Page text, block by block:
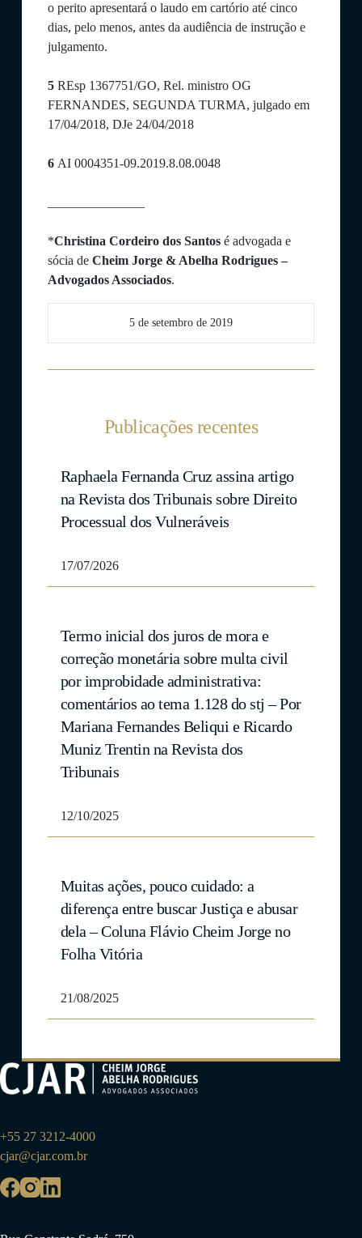
o perito apresentará o laudo em cartório até cinco
dias, pelo menos, antes da audiência de instrução e
julgamento.
5REsp 1367751/GO, Rel. ministro OG
FERNANDES, SEGUNDA TURMA, julgado em
17/04/2018, DJe 24/04/2018
6AI 0004351-09.2019.8.08.0048
*Christina Cordeiro dos Santosé advogada e
sócia de Cheim Jorge & Abelha Rodrigues –
Advogados Associados.
5 de setembro de 2019
Publicações recentes
Raphaela Fernanda Cruz assina artigo
na Revista dos Tribunais sobre Direito
Processual dos Vulneráveis
17/07/2026
Termo inicial dos juros de mora e
correção monetária sobre multa civil
por improbidade administrativa:
comentários ao tema 1.128 do stj – Por
Mariana Fernandes Beliqui e Ricardo
Muniz Trentin na Revista dos
Tribunais
12/10/2025
Muitas ações, pouco cuidado: a
diferença entre buscar Justiça e abusar
dela – Coluna Flávio Cheim Jorge no
Folha Vitória
21/08/2025
+55 27 3212-4000
cjar@cjar.com.br